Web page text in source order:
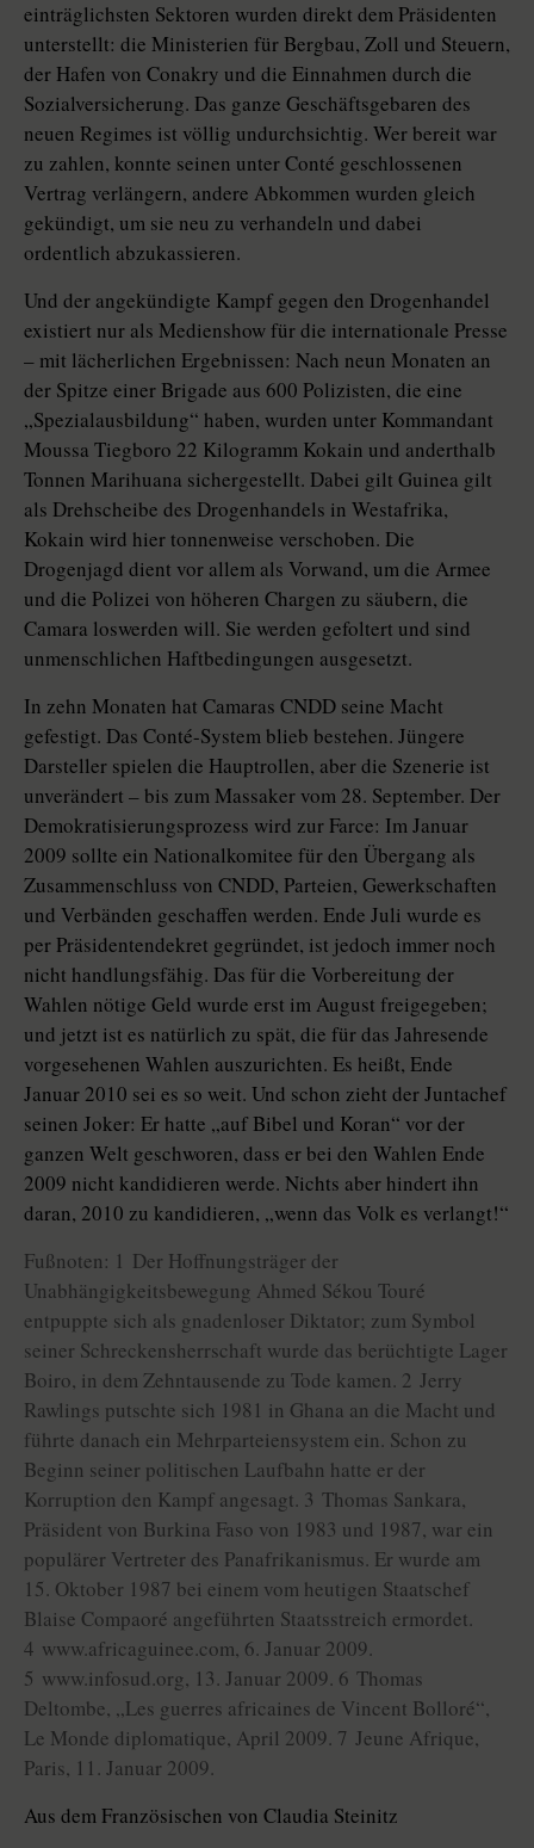
einträglichsten Sektoren wurden direkt dem Präsidenten
unterstellt: die Ministerien für Bergbau, Zoll und Steuern,
der Hafen von Conakry und die Einnahmen durch die
Sozialversicherung. Das ganze Geschäftsgebaren des
neuen Regimes ist völlig undurchsichtig. Wer bereit war
zu zahlen, konnte seinen unter Conté geschlossenen
Vertrag verlängern, andere Abkommen wurden gleich
gekündigt, um sie neu zu verhandeln und dabei
ordentlich abzukassieren.
Und der angekündigte Kampf gegen den Drogenhandel
existiert nur als Medienshow für die internationale Presse
– mit lächerlichen Ergebnissen: Nach neun Monaten an
der Spitze einer Brigade aus 600 Polizisten, die eine
„Spezialausbildung“ haben, wurden unter Kommandant
Moussa Tiegboro 22 Kilogramm Kokain und anderthalb
Tonnen Marihuana sichergestellt. Dabei gilt Guinea gilt
als Drehscheibe des Drogenhandels in Westafrika,
Kokain wird hier tonnenweise verschoben. Die
Drogenjagd dient vor allem als Vorwand, um die Armee
und die Polizei von höheren Chargen zu säubern, die
Camara loswerden will. Sie werden gefoltert und sind
unmenschlichen Haftbedingungen ausgesetzt.
In zehn Monaten hat Camaras CNDD seine Macht
gefestigt. Das Conté-System blieb bestehen. Jüngere
Darsteller spielen die Hauptrollen, aber die Szenerie ist
unverändert – bis zum Massaker vom 28. September. Der
Demokratisierungsprozess wird zur Farce: Im Januar
2009 sollte ein Nationalkomitee für den Übergang als
Zusammenschluss von CNDD, Parteien, Gewerkschaften
und Verbänden geschaffen werden. Ende Juli wurde es
per Präsidentendekret gegründet, ist jedoch immer noch
nicht handlungsfähig. Das für die Vorbereitung der
Wahlen nötige Geld wurde erst im August freigegeben;
und jetzt ist es natürlich zu spät, die für das Jahresende
vorgesehenen Wahlen auszurichten. Es heißt, Ende
Januar 2010 sei es so weit. Und schon zieht der Juntachef
seinen Joker: Er hatte „auf Bibel und Koran“ vor der
ganzen Welt geschworen, dass er bei den Wahlen Ende
2009 nicht kandidieren werde. Nichts aber hindert ihn
daran, 2010 zu kandidieren, „wenn das Volk es verlangt!“
Fußnoten: 1 Der Hoffnungsträger der
Unabhängigkeitsbewegung Ahmed Sékou Touré
entpuppte sich als gnadenloser Diktator; zum Symbol
seiner Schreckensherrschaft wurde das berüchtigte Lager
Boiro, in dem Zehntausende zu Tode kamen. 2 Jerry
Rawlings putschte sich 1981 in Ghana an die Macht und
führte danach ein Mehrparteiensystem ein. Schon zu
Beginn seiner politischen Laufbahn hatte er der
Korruption den Kampf angesagt. 3 Thomas Sankara,
Präsident von Burkina Faso von 1983 und 1987, war ein
populärer Vertreter des Panafrikanismus. Er wurde am
15. Oktober 1987 bei einem vom heutigen Staatschef
Blaise Compaoré angeführten Staatsstreich ermordet.
4 www.africaguinee.com, 6. Januar 2009.
5 www.infosud.org, 13. Januar 2009. 6 Thomas
Deltombe, „Les guerres africaines de Vincent Bolloré“,
Le Monde diplomatique, April 2009. 7 Jeune Afrique,
Paris, 11. Januar 2009.
Aus dem Französischen von Claudia Steinitz